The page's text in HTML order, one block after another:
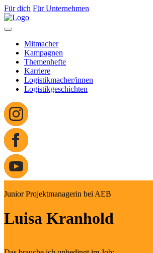
Für dich Für Unternehmen
Mitmacher
Kampagnen
Themenhefte
Karriere
Logistikmacher/innen
Logistikgeschichten
Junior Projektmanagerin bei AEB
Luisa Kranhold